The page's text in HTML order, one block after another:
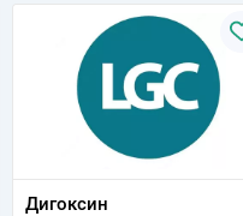
Дигоксин